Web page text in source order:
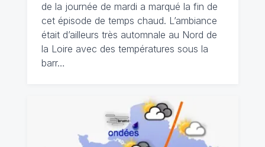
de la journée de mardi a marqué la fin de
cet épisode de temps chaud. L’ambiance
était d’ailleurs très automnale au Nord de
la Loire avec des températures sous la
barr…